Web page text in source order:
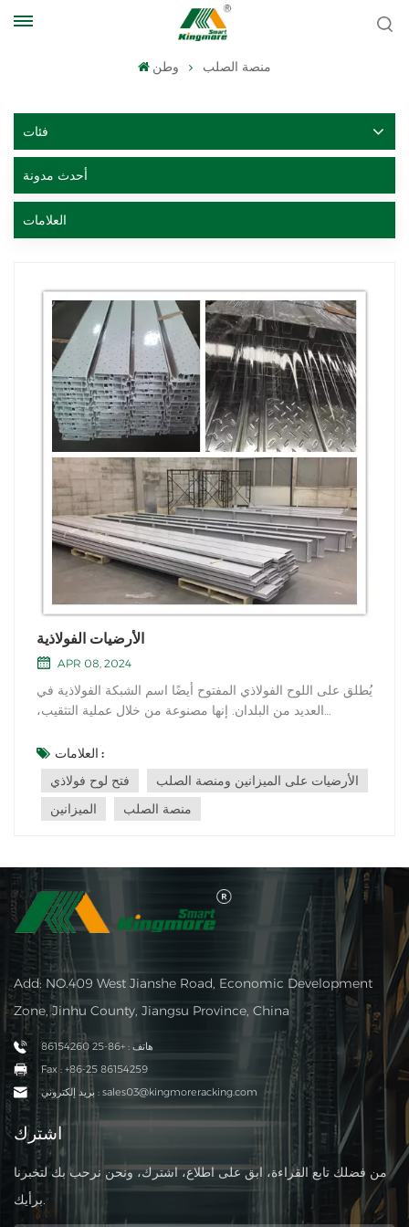
وطن منصة الصلب
فئات
أحدث مدونة
العلامات
الأرضيات الفولاذية
APR 08, 2024
يُطلق على اللوح الفولاذي المفتوح أيضًا اسم الشبكة الفولاذية في
العديد من البلدان. إنها مصنوعة من خلال عملية التثقيب،
مطلية بالمسحوق. صريف الفولاذ هو منتج ذو صلة بالأرفف. لذلك
يتم استخدامه على نطاق واسع كأرضيات على الميزانين والمنصة
الفولاذية،...
العلامات :
فتح لوح فولاذي
الأرضيات على الميزانين ومنصة الصلب
الميزانين
منصة الصلب
Add: NO.409 West Jianshe Road, Economic Development
Zone, Jinhu County, Jiangsu Province, China
هاتف : +86-25 86154260
Fax : +86-25 86154259
بريد إلكتروني : sales03@kingmoreracking.com
اشترك
من فضلك تابع القراءة، ابق على اطلاع، اشترك، ونحن نرحب بك لتخبرنا
برأيك.